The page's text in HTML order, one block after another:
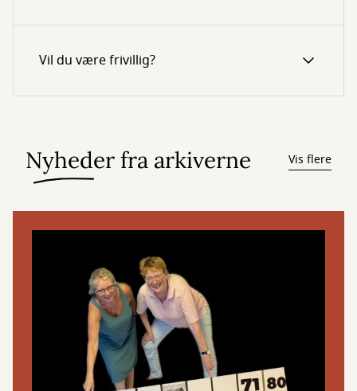
Vil du være frivillig?
Nyheder fra arkiverne Vis flere